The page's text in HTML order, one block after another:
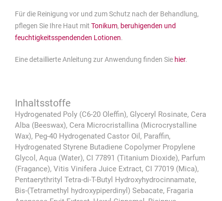
Für die Reinigung vor und zum Schutz nach der Behandlung,
pflegen Sie Ihre Haut mit Tonikum, beruhigenden und
feuchtigkeitsspendenden Lotionen.
Eine detaillierte Anleitung zur Anwendung finden Sie hier.
Hydrogenated Poly (C6-20 Oleffin), Glyceryl Rosinate, Cera
Alba (Beeswax), Cera Microcristallina (Microcrystalline
Wax), Peg-40 Hydrogenated Castor Oil, Paraffin,
Hydrogenated Styrene Butadiene Copolymer Propylene
Glycol, Aqua (Water), CI 77891 (Titanium Dioxide), Parfum
(Fragance), Vitis Vinifera Juice Extract, CI 77019 (Mica),
Pentaerythrityl Tetra-di-T-Butyl Hydroxyhydrocinnamate,
Bis-(Tetramethyl hydroxypiperdinyl) Sebacate, Fragaria